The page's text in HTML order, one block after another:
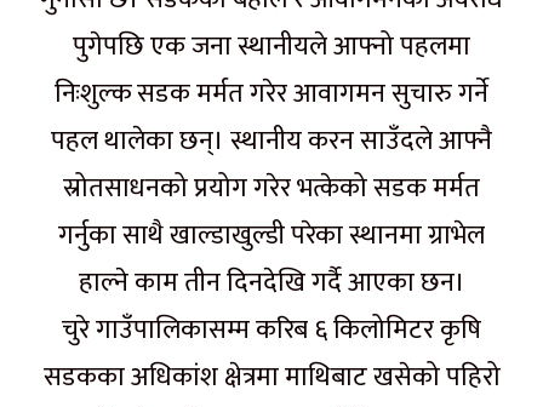
पुगेपछि एक जना स्थानीयले आफ्नो पहलमा
निःशुल्क सडक मर्मत गरेर आवागमन सुचारु गर्ने
पहल थालेका छन्। स्थानीय करन साउँदले आफ्नै
स्रोतसाधनको प्रयोग गरेर भत्केको सडक मर्मत
गर्नुका साथै खाल्डाखुल्डी परेका स्थानमा ग्राभेल
हाल्ने काम तीन दिनदेखि गर्दै आएका छन।
चुरे गाउँपालिकासम्म करिब ६ किलोमिटर कृषि
सडकका अधिकांश क्षेत्रमा माथिबाट खसेको पहिरो